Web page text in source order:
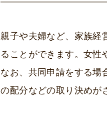
親子や夫婦など、家族経
ることができます。女性
なお、共同申請をする場
の配分などの取り決めが